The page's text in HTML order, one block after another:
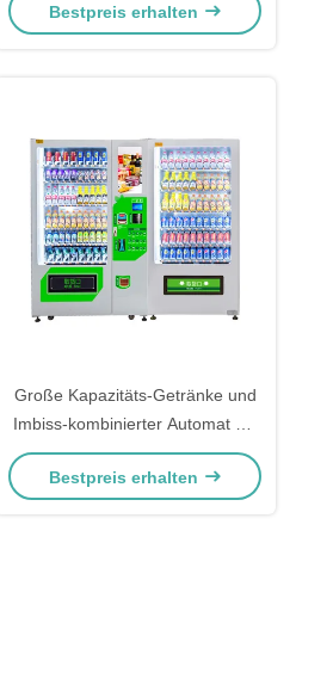
Bestpreis erhalten
Große Kapazitäts-Getränke und
Imbiss-kombinierter Automat mit
doppelten Kabinett-
Kombinations-Automaten
Bestpreis erhalten